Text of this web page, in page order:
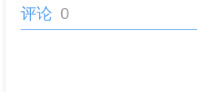
评论 0